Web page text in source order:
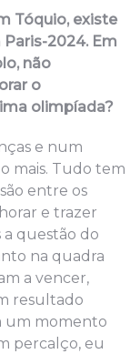
Tóquio, existe
2024. Em
não
o
olimpíada?
e num
mais. Tudo tem
entre os
e trazer
a questão do
na quadra
a vencer,
resultado
um momento
percalço, eu